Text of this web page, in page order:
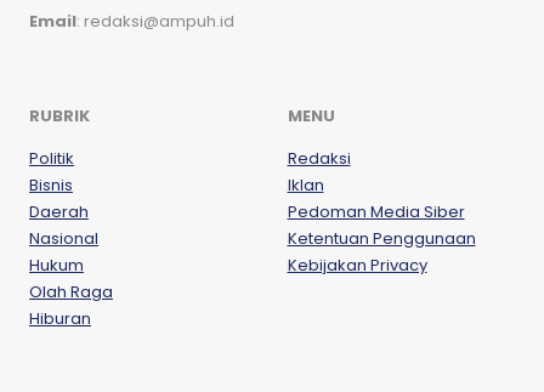
Email: redaksi@ampuh.id
RUBRIK
Politik
Bisnis
Daerah
Nasional
Hukum
Olah Raga
Hiburan
MENU
Redaksi
Iklan
Pedoman Media Siber
Ketentuan Penggunaan
Kebijakan Privacy